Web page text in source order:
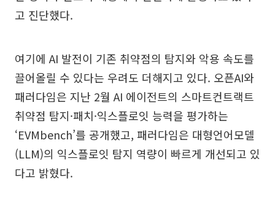
고 진단했다.
여기에 AI 발전이 기존 취약점의 탐지와 악용 속도를
끌어올릴 수 있다는 우려도 더해지고 있다. 오픈AI와
패러다임은 지난 2월 AI 에이전트의 스마트컨트랙트
취약점 탐지·패치·익스플로잇 능력을 평가하는
‘EVMbench’를 공개했고, 패러다임은 대형언어모델
(LLM)의 익스플로잇 탐지 역량이 빠르게 개선되고 있
다고 밝혔다.